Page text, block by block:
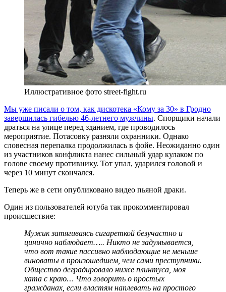
Иллюстративное фото street-fight.ru
Мы уже писали о том, как дискотека «Кому за 30» в Гродно
завершилась гибелью 46-летнего мужчины. Спорщики начали
драться на улице перед зданием, где проводилось
мероприятие. Потасовку разняли охранники. Однако
словесная перепалка продолжилась в фойе. Неожиданно один
из участников конфликта нанес сильный удар кулаком по
голове своему противнику. Тот упал, ударился головой и
через 10 минут скончался.
Теперь же в сети опубликовано видео пьяной драки.
Один из пользователей ютуба так прокомментировал
происшествие:
Мужик затягиваясь сигареткой безучастно и
цинично наблюдает….. Никто не задумывается,
что вот такие пассивно наблюдающие не меньше
виноваты в произошедшем, чем сами преступники.
Общество деградировало ниже плинтуса, моя
хата с краю… Что говорить о простых
гражданах, если властям наплевать на простого